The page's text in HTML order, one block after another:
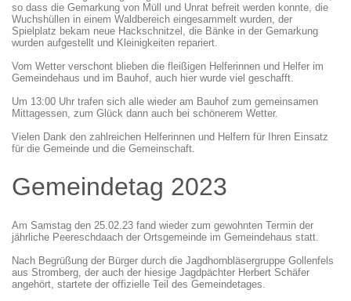
so dass die Gemarkung von Müll und Unrat befreit werden konnte, die
Wuchshüllen in einem Waldbereich eingesammelt wurden, der
Spielplatz bekam neue Hackschnitzel, die Bänke in der Gemarkung
wurden aufgestellt und Kleinigkeiten repariert.
Vom Wetter verschont blieben die fleißigen Helferinnen und Helfer im
Gemeindehaus und im Bauhof, auch hier wurde viel geschafft.
Um 13:00 Uhr trafen sich alle wieder am Bauhof zum gemeinsamen
Mittagessen, zum Glück dann auch bei schönerem Wetter.
Vielen Dank den zahlreichen Helferinnen und Helfern für Ihren Einsatz
für die Gemeinde und die Gemeinschaft.
Gemeindetag 2023
Am Samstag den 25.02.23 fand wieder zum gewohnten Termin der
jährliche Peereschdaach der Ortsgemeinde im Gemeindehaus statt.
Nach Begrüßung der Bürger durch die Jagdhornbläsergruppe Gollenfels
aus Stromberg, der auch der hiesige Jagdpächter Herbert Schäfer
angehört, startete der offizielle Teil des Gemeindetages.